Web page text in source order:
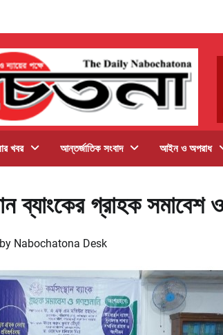
খবর আন্তর্জাতিক সংবাদ আইন ও অপরাধ
ব্যাংকের গ্রাহক সমাবেশ
by Nabochatona Desk